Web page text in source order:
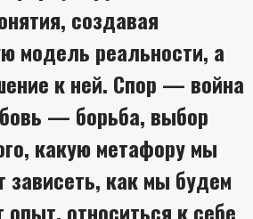
создавая
модель реальности, а
к ней. Спор — война
— борьба, выбор
какую метафору мы
зависеть, как мы будем
опыт, относиться к себе